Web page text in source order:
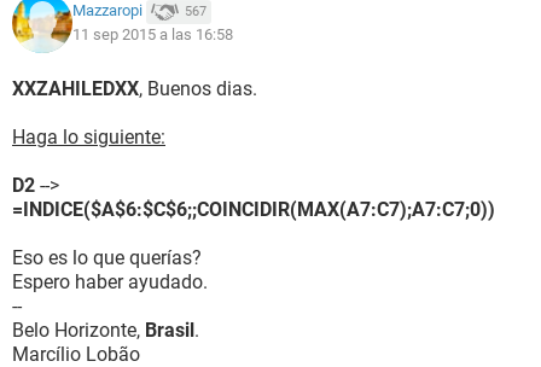
Mazzaropi 567
11 sep 2015 a las 16:58
XXZAHILEDXX, Buenos dias.
Haga lo siguiente:
D2 -->
=INDICE($A$6:$C$6;;COINCIDIR(MAX(A7:C7);A7:C7;0))
Eso es lo que querías?
Espero haber ayudado.
--
Belo Horizonte, Brasil.
Marcílio Lobão